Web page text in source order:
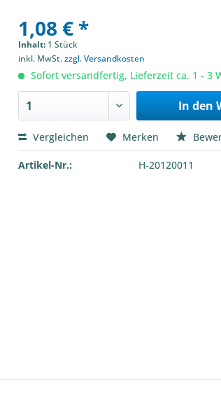
1,08 € *
Inhalt: 1 Stück
inkl. MwSt.zzgl. Versandkosten
Sofort versandfertig, Lieferzeit ca. 1 - 3
In den
Vergleichen Merken
Artikel-Nr.: H-20120011